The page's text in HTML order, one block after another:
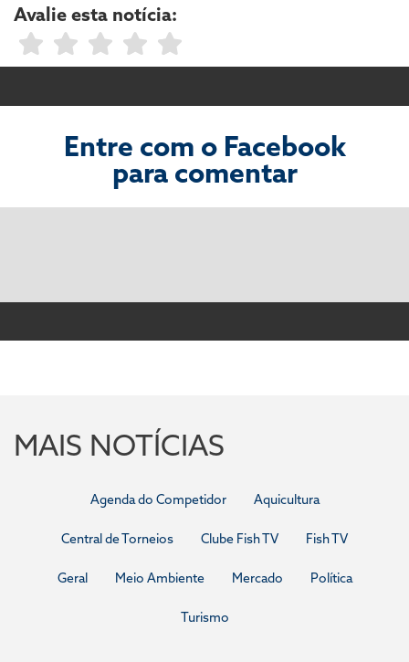
Avalie esta notícia:
Entre com o Facebook
para comentar
MAIS NOTÍCIAS
Agenda do Competidor Aquicultura
Central de Torneios Clube Fish TV Fish TV
Geral Meio Ambiente Mercado Política
Turismo